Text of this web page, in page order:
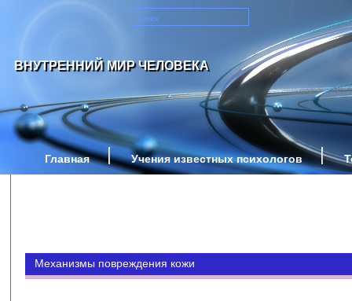
ВНУТРЕННИЙ МИР ЧЕЛОВЕКА
Главная Учения известных психологов
Механизмы повреждения кожи